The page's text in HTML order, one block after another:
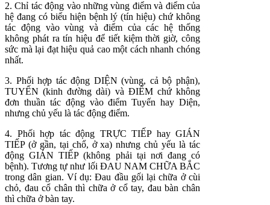
2. Chỉ tác động vào những vùng điểm và điểm của
hệ đang có biểu hiện bệnh lý (tín hiệu) chứ không
tác động vào vùng và điểm của các hệ thống
không phát ra tín hiệu để tiết kiệm thời giờ, công
sức mà lại đạt hiệu quả cao một cách nhanh chóng
nhất.
3. Phối hợp tác động DIỆN (vùng, cả bộ phận),
TUYẾN (kinh đường dài) và ĐIỂM chứ không
đơn thuần tác động vào điểm Tuyến hay Diện,
nhưng chủ yếu là tác động điểm.
4. Phối hợp tác động TRỰC TIẾP hay GIÁN
TIẾP (ở gần, tại chổ, ở xa) nhưng chủ yếu là tác
động GIÁN TIẾP (không phải tại nơi đang có
bệnh). Tương tự như lối ĐAU NAM CHỮA BẮC
trong dân gian. Ví dụ: Đau đầu gối lại chữa ở cùi
chỏ, đau cổ chân thì chữa ở cổ tay, đau bàn chân
thì chữa ở bàn tay.